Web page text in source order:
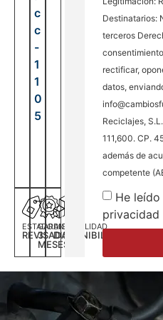
ESTADO
REVISADA
GARANTÍA
3
MESES
DISPONILIDAD
DISPONIBILIDAD
c
c
-
1
1
0
5
Destinatarios:
terceros
rectificar,
datos,
Reciclajes,
111,600. CP.
además de
competente
He
privacidad